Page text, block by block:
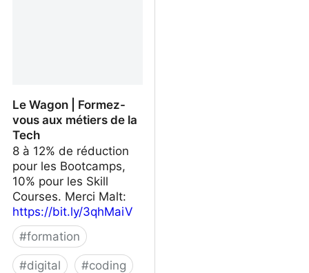
Le Wagon | Formez-
vous aux métiers de la
Tech
8 à 12% de réduction
pour les Bootcamps,
10% pour les Skill
Courses. Merci Malt:
https://bit.ly/3qhMaiV
#formation
#digital #coding